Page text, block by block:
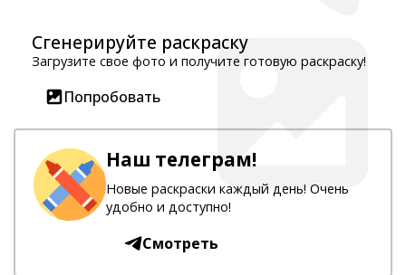
Сгенерируйте раскраску
Загрузите свое фото и получите готовую раскраску!
Попробовать
Наш телеграм!
Новые раскраски каждый день! Очень
удобно и доступно!
Смотреть